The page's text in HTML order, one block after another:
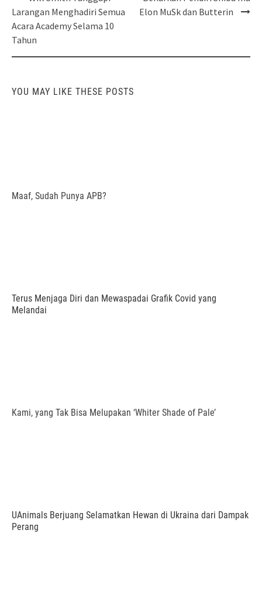
navigation
Larangan Menghadiri Semua
Acara Academy Selama 10
Tahun
Elon MuSk dan Butterin
YOU MAY LIKE THESE POSTS
Maaf, Sudah Punya APB?
Terus Menjaga Diri dan Mewaspadai Grafik Covid yang
Melandai
Kami, yang Tak Bisa Melupakan ‘Whiter Shade of Pale’
UAnimals Berjuang Selamatkan Hewan di Ukraina dari Dampak
Perang